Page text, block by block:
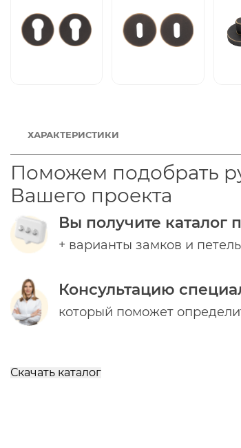
ХАРАКТЕРИСТИКИ
Поможем подобрать
Вашего проекта
Вы получите каталог
+ варианты замков и
Консультацию
который поможет
Скачать каталог